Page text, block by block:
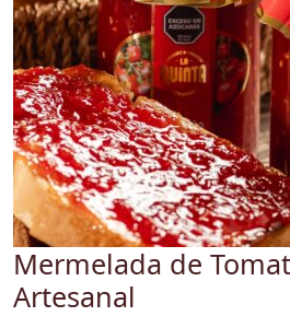
Mermelada de
Artesanal